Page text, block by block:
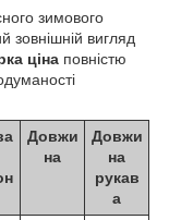
зимового
зовнішній вигляд
ціна повністю
Довжи
на
Довжи
на
рукав
а